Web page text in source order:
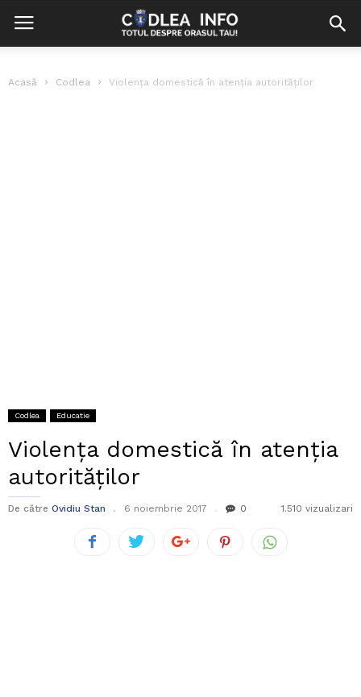
Acasă Codlea Violența domestică în atenția autorităților
Codlea Educatie
Violența domestică în atenția
autorităților
De către Ovidiu Stan 6 noiembrie 2017 0 1.510 vizualizari